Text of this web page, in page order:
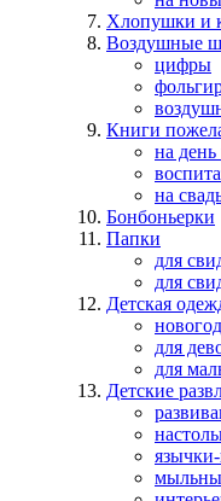
Хлопушки и
Воздушные
цифры
Книги
на
на
Бонбоньерки
Папки
для
для
Детская
для
для
Детские